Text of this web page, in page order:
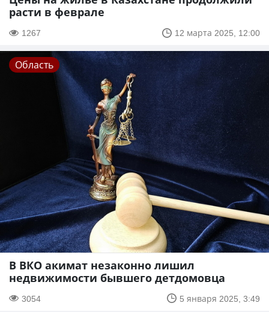
расти в феврале
1267 12 марта 2025, 12:00
Область
В ВКО акимат незаконно лишил
недвижимости бывшего детдомовца
3054 5 января 2025, 3:49